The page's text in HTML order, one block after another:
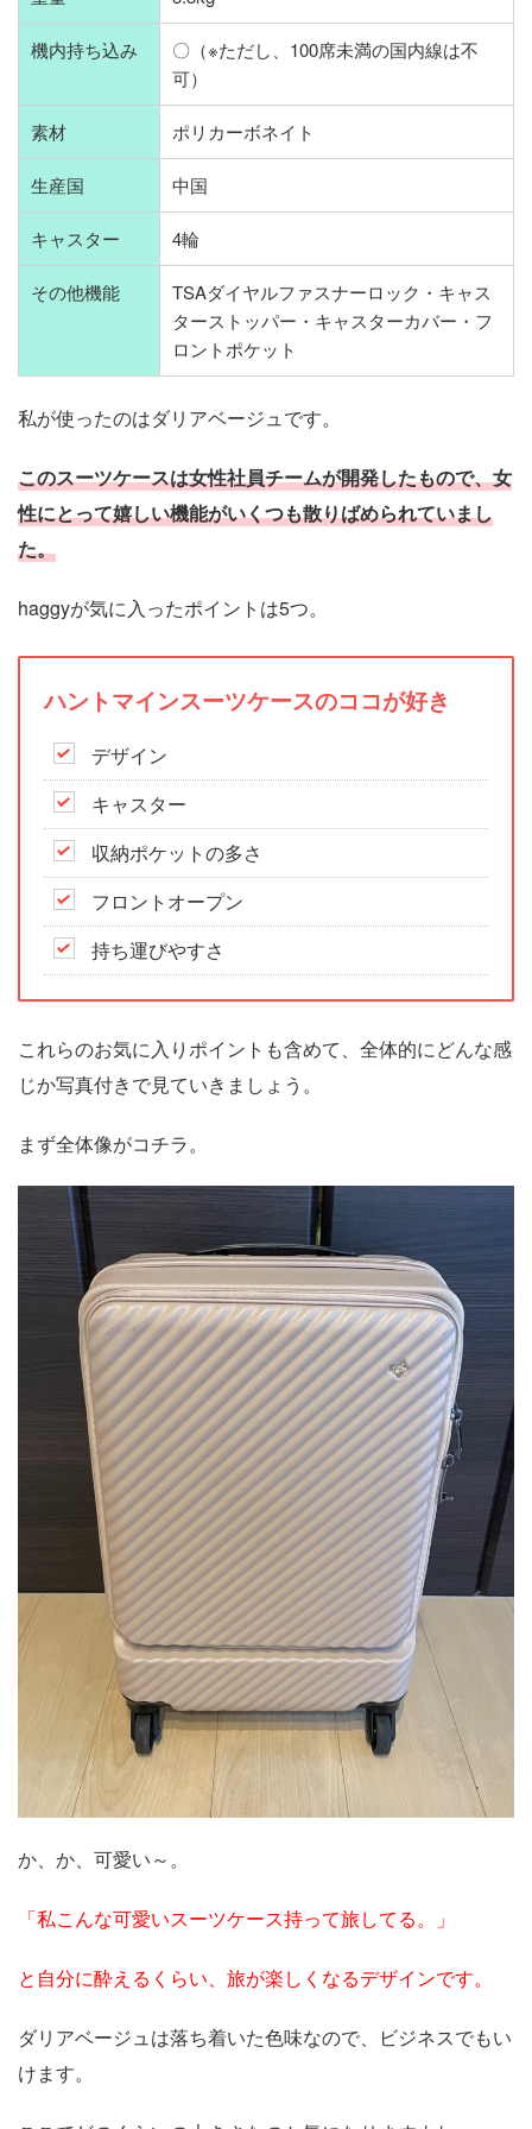
機内持ち込み
〇（※ただし、100席未満の国内線は不
可）
素材 ポリカーボネイト
生産国 中国
キャスター 4輪
その他機能
TSAダイヤルファスナーロック・キャス
ターストッパー・キャスターカバー・フ
ロントポケット
私が使ったのはダリアベージュです。
このスーツケースは女性社員チームが開発したもので、女
性にとって嬉しい機能がいくつも散りばめられていまし
た。
haggyが気に入ったポイントは5つ。
ハントマインスーツケースのココが好き
デザイン
キャスター
収納ポケットの多さ
フロントオープン
持ち運びやすさ
これらのお気に入りポイントも含めて、全体的にどんな感
じか写真付きで見ていきましょう。
まず全体像がコチラ。
か、か、可愛い～。
「私こんな可愛いスーツケース持って旅してる。」
と自分に酔えるくらい、旅が楽しくなるデザインです。
ダリアベージュは落ち着いた色味なので、ビジネスでもい
けます。